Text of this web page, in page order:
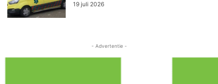
19 juli 2026
- Advertentie -